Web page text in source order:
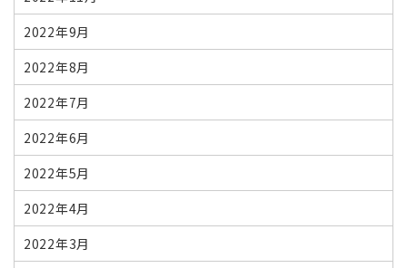
2022年9月
2022年8月
2022年7月
2022年6月
2022年5月
2022年4月
2022年3月